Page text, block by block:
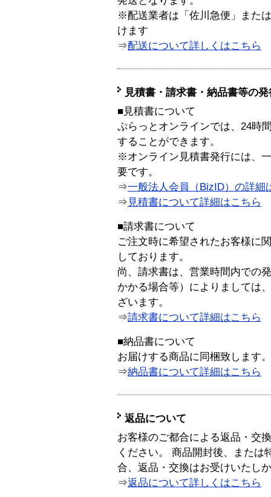
※配送業者は「佐川急便」また
けます
⇒配送について詳しくはこちら
見積書・請求書・納品書等の
■見積書について
ぷらっとオンラインでは、24時
することができます。
※オンライン見積書発行には、
要です。
⇒一般法人会員（BizID）の詳細
⇒ 見積書について詳細はこちら
■請求書について
ご注文時に希望されたお客様に
しております。
尚、請求書は、営業時間内での
かかる場合等）によりましては
ざいます。
⇒請求書について詳細はこちら
■納品書について
お届けする商品に同梱致します。
⇒納品書について詳細はこちら
返品について
お客様のご都合による返品・交
ください。 商品開封後、または
合、返品・交換はお受けいたし
⇒返品について詳しくはこちら